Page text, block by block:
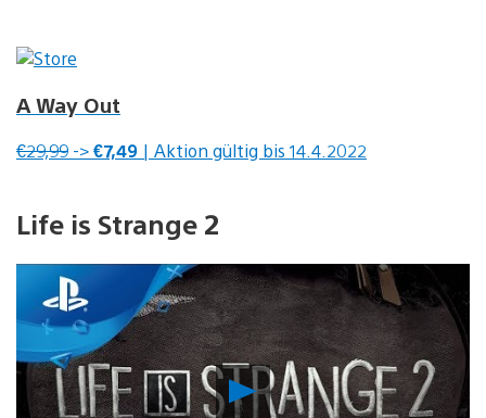
A Way Out
€29,99 ->€7,49 | Aktion gültig bis 14.4.2022
Life is Strange 2
Video
abspielen